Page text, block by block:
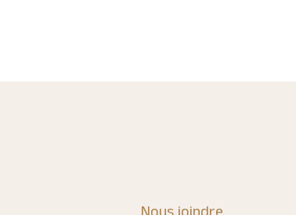
Nous joindre